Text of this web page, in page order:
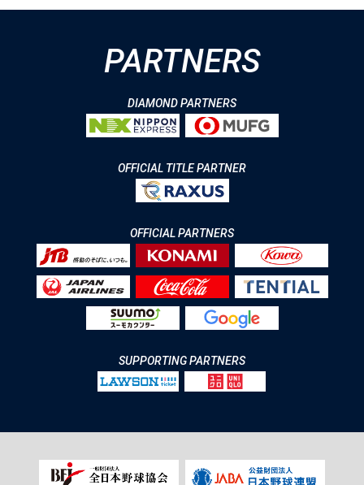
PARTNERS
DIAMOND PARTNERS
OFFICIAL TITLE PARTNER
OFFICIAL PARTNERS
SUPPORTING PARTNERS